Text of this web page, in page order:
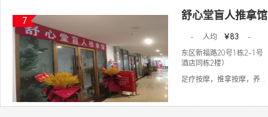
7 舒心堂盲人推拿馆
- 人均 ￥83
-
东区新福路20号1栋2-1号
酒店同栋2楼）
足疗按摩，推拿按摩，养...